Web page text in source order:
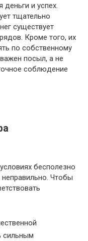
и успех.
тщательно
существует
Кроме того, их
по собственному
посыл, а не
соблюдение
бесполезно
Чтобы
сильным